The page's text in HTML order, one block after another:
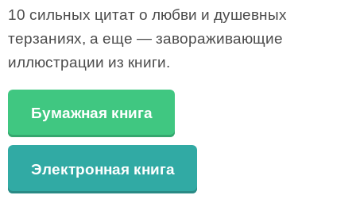
10 сильных цитат о любви и душевных
терзаниях, а еще — завораживающие
иллюстрации из книги.
Бумажная книга
Электронная книга